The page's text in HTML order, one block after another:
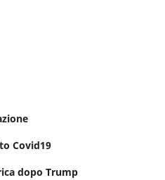
Covid19
dopo Trump